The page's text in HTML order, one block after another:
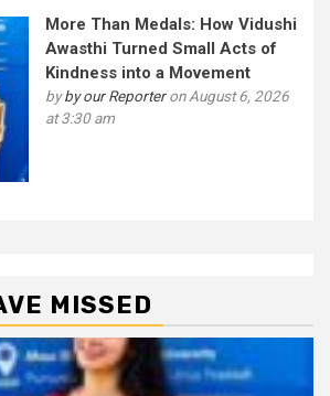
More Than Medals: How Vidushi
Awasthi Turned Small Acts of
Kindness into a Movement
byby our Reporteron August 6, 2026
at 3:30 am
MISSED